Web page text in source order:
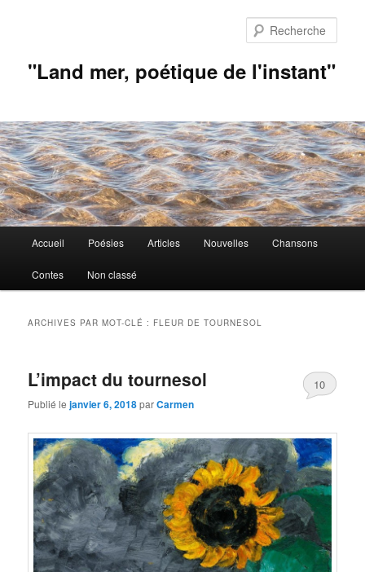
"Land mer, poétique de l'instant"
principal
Accueil Poésies Articles Nouvelles Chansons
Contes Non classé
ARCHIVES PAR MOT-CLÉ : FLEUR DE TOURNESOL
L’impact du tournesol
Publié lejanvier 6, 2018parCarmen
10